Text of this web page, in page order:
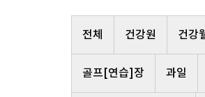
전체 건강원 건강
골프[연습]장 과일